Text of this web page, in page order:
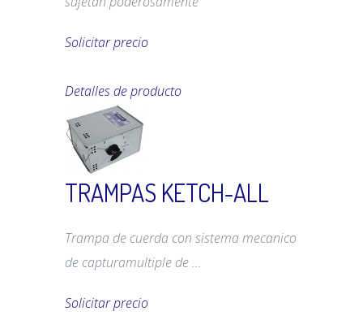
Solicitar precio
Detalles de producto
TRAMPAS KETCH-ALL
Trampa de cuerda con sistema mecanico
de capturamultiple de ...
Solicitar precio